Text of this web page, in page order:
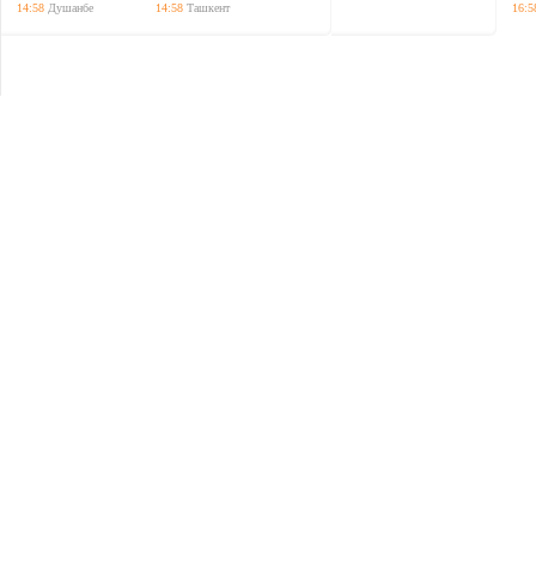
14:58 Душанбе
14:58 Ташкент